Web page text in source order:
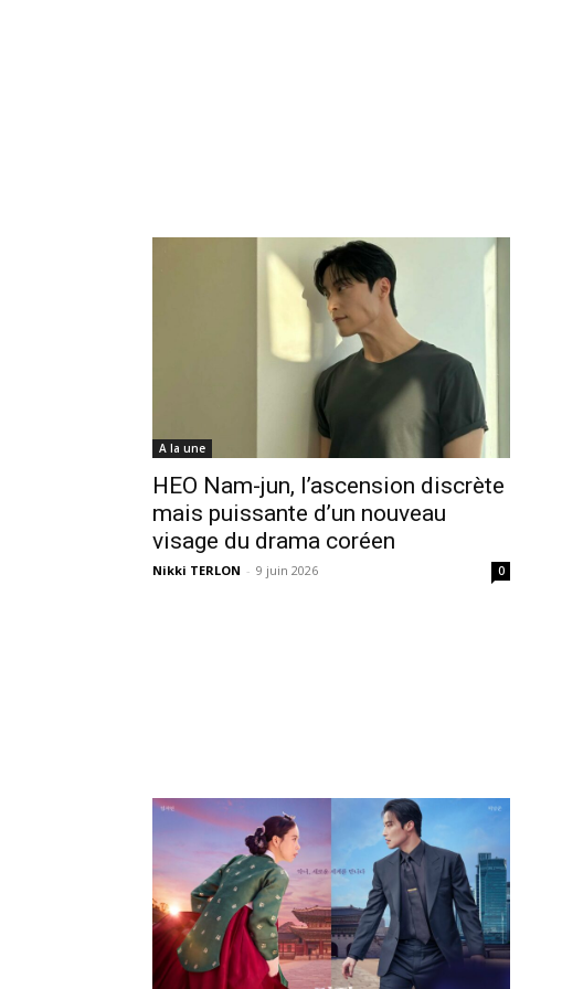
A la une
HEO Nam-jun, l’ascension discrète
mais puissante d’un nouveau
visage du drama coréen
Nikki TERLON - 9 juin 2026 0